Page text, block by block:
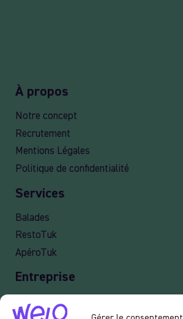
À propos
Notre concept
Recrutement
Mentions Légales
Politique de confidentialité
Services
Balades
RestoTuk
ApéroTuk
Entreprise
Events